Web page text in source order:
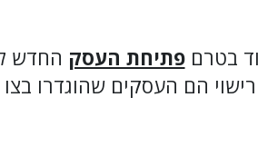
בטרםפתיחת העסק החדש
הם העסקים שהוגדרו בצו